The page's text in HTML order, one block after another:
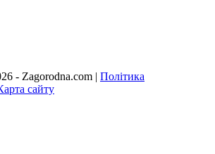
- Zagorodna.com | Політика
сайту